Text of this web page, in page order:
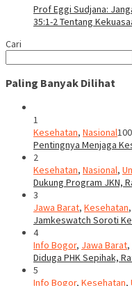
Prof Eggi Sudjana:
35:1-2 Tentang
Cari
Paling Banyak Dilihat
1
Kesehatan, Nasional
Pentingnya Menjaga
2
Kesehatan, Nasional,
Dukung Program JKN,
3
Jawa Barat, Kesehatan,
Jamkeswatch Soroti
4
Info Bogor, Jawa Barat,
Diduga PHK Sepihak,
5
Info Bogor, Kesehatan,